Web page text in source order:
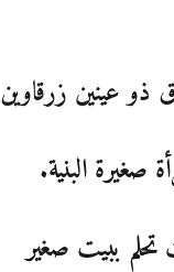
ذو عينين زرقاوين
صغيرة البنية.
ببيت صغير